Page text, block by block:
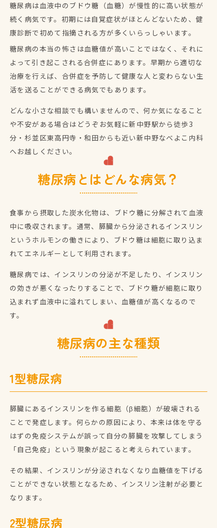
糖尿病は血液中のブドウ糖（血糖）が慢性的に高い状態が
続く病気です。初期には自覚症状がほとんどないため、健
康診断で初めて指摘される方が多くいらっしゃいます。
糖尿病の本当の怖さは血糖値が高いことではなく、それに
よって引き起こされる合併症にあります。早期から適切な
治療を行えば、合併症を予防して健康な人と変わらない生
活を送ることができる病気でもあります。
どんな小さな相談でも構いませんので、何か気になること
や不安がある場合はどうぞお気軽に新中野駅から徒歩3
分・杉並区東高円寺・和田からも近い新中野なべよこ内科
へお越しください。
糖尿病とはどんな病気？
食事から摂取した炭水化物は、ブドウ糖に分解されて血液
中に吸収されます。通常、膵臓から分泌されるインスリン
というホルモンの働きにより、ブドウ糖は細胞に取り込ま
れてエネルギーとして利用されます。
糖尿病では、インスリンの分泌が不足したり、インスリン
の効きが悪くなったりすることで、ブドウ糖が細胞に取り
込まれず血液中に溢れてしまい、血糖値が高くなるので
す。
糖尿病の主な種類
1型糖尿病
膵臓にあるインスリンを作る細胞（β細胞）が破壊される
ことで発症します。何らかの原因により、本来は体を守る
はずの免疫システムが誤って自分の膵臓を攻撃してしまう
「自己免疫」という現象が起こると考えられています。
その結果、インスリンが分泌されなくなり血糖値を下げる
ことができない状態となるため、インスリン注射が必要と
なります。
2型糖尿病